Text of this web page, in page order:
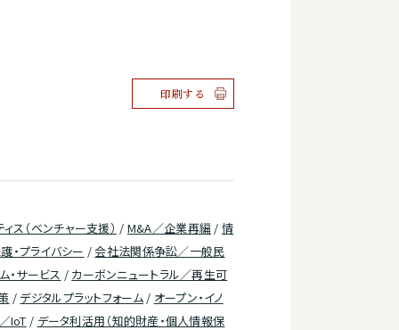
印刷する
ス（ベンチャー支援） / M&A／企業再編 / 情
・プライバシー /会社法関係争訟／一般民
・サービス / カーボンニュートラル／再生可
/ デジタルプラットフォーム/ オープン・イノ
IoT / データ利活用（知的財産・個人情報保